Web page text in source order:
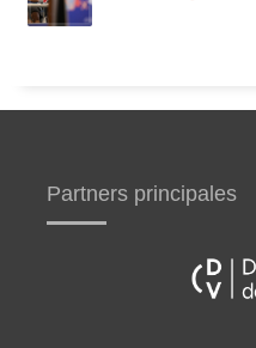
Partners principales